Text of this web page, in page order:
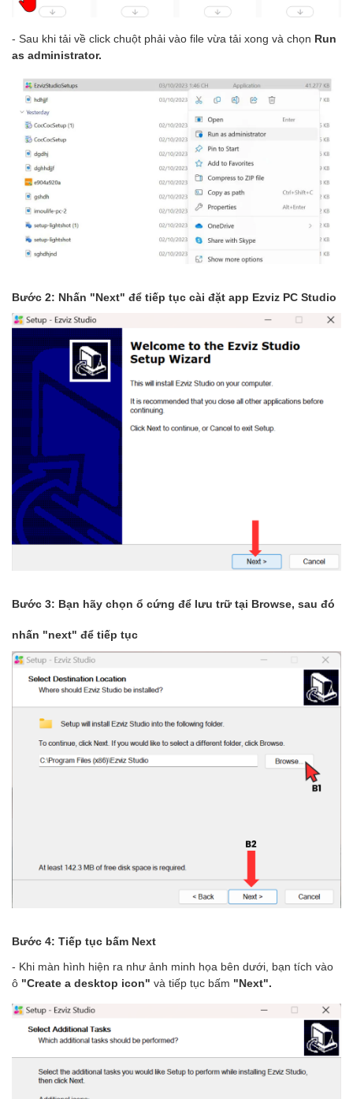
- Sau khi tải về click chuột phải vào file vừa tải xong và chọn Run
as administrator.
Bước 2: Nhấn "Next" để tiếp tục cài đặt app Ezviz PC Studio
Bước 3: Bạn hãy chọn ổ cứng để lưu trữ tại Browse, sau đó
nhấn "next" để tiếp tục
Bước 4: Tiếp tục bấm Next
- Khi màn hình hiện ra như ảnh minh họa bên dưới, bạn tích vào
ô "Create a desktop icon" và tiếp tục bấm "Next".